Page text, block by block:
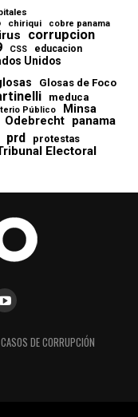
chiriqui cobre panama
corrupcion
CSS educacion
Unidos
Glosas de Foco
meduca
Público Minsa
Odebrecht panama
prd protestas
Electoral
CASOS DE CORRUPCIÓN